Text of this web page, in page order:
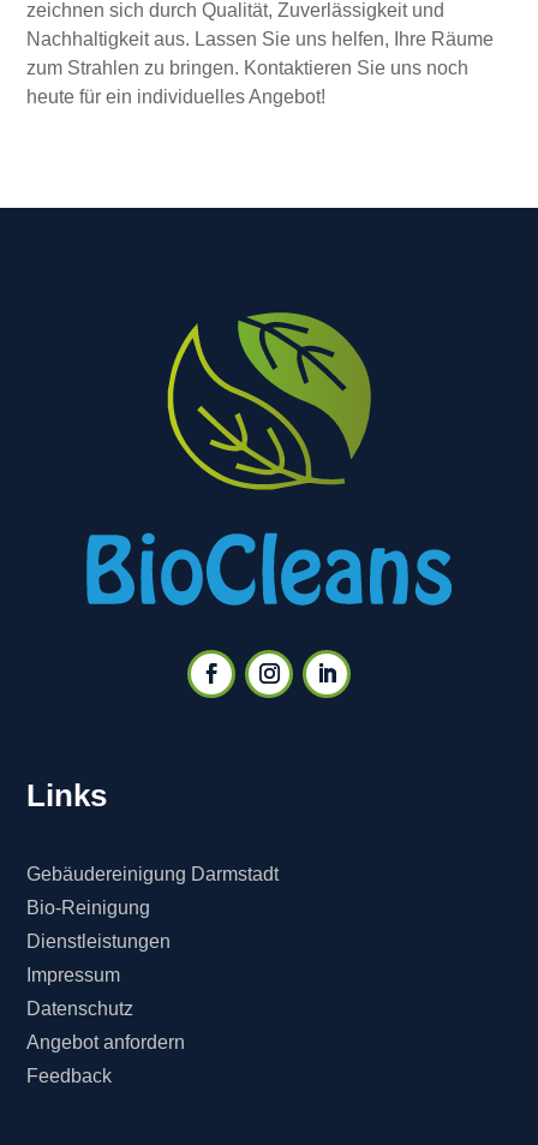
zeichnen sich durch Qualität, Zuverlässigkeit und
Nachhaltigkeit aus. Lassen Sie uns helfen, Ihre Räume
zum Strahlen zu bringen. Kontaktieren Sie uns noch
heute für ein individuelles Angebot!
Links
Gebäudereinigung Darmstadt
Bio-Reinigung
Dienstleistungen
Impressum
Datenschutz
Angebot anfordern
Feedback